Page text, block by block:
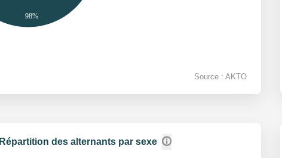
98%
Source : AKTO
Répartition des alternants par sexe